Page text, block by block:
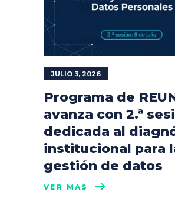
JULIO 3, 2026
Programa de
avanza con 2.ª
dedicada al
institucional para
gestión de datos
VER MÁS